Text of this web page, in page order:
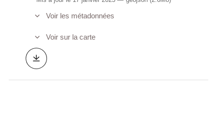
Voir les métadonnées
Voir sur la carte